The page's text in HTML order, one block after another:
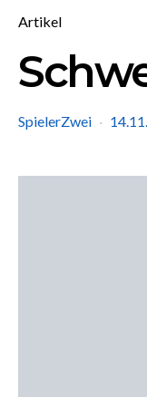
Artikel
SpielerZwei